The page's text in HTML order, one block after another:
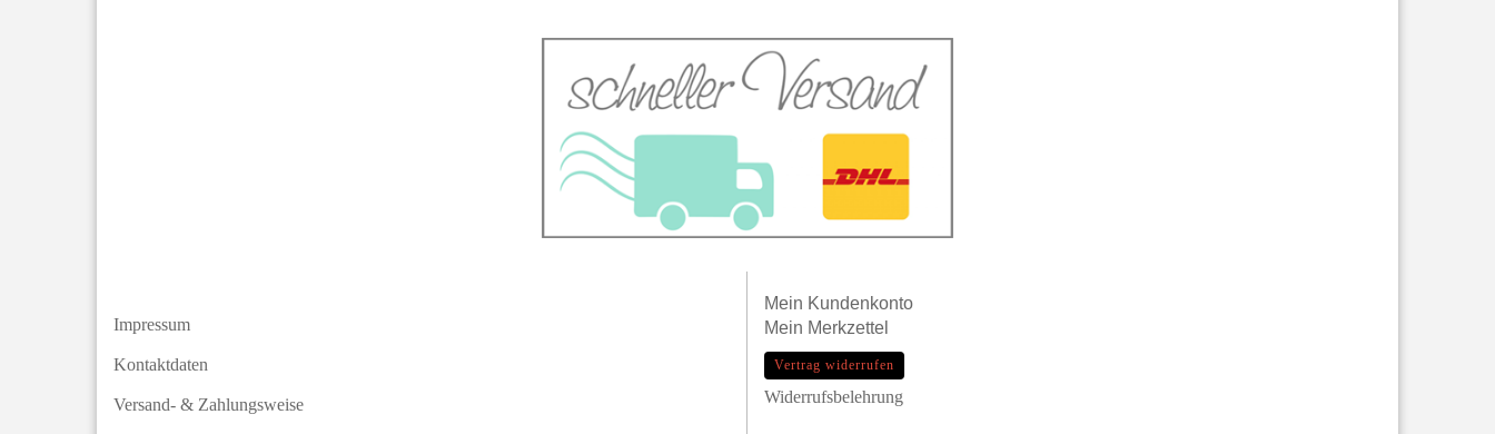
Impressum
Kontaktdaten
Versand- & Zahlungsweise
Mein Kundenkonto
Mein Merkzettel
Vertrag widerrufen
Widerrufsbelehrung